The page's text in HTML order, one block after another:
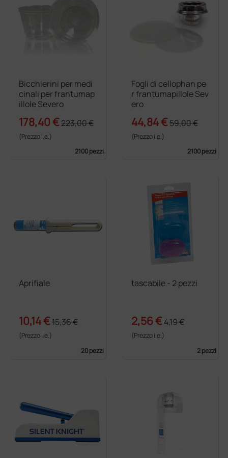
Bicchierini per medi
cinali per frantumap
illole Severo
178,40 €223,00 €
(Prezzo i.e.)
2100 pezzi
Fogli di cellophan pe
r frantumapillole Sev
ero
44,84 €59,00 €
(Prezzo i.e.)
2100 pezzi
Aprifiale
10,14 €15,36 €
(Prezzo i.e.)
20 pezzi
tascabile - 2 pezzi
2,56 €4,19 €
(Prezzo i.e.)
2 pezzi